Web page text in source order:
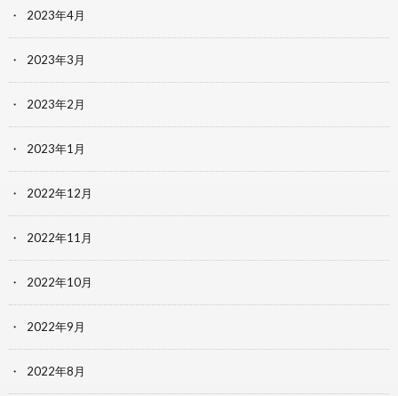
2023年4月
2023年3月
2023年2月
2023年1月
2022年12月
2022年11月
2022年10月
2022年9月
2022年8月